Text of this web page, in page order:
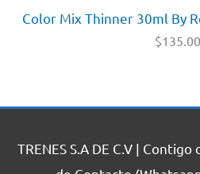
Color Mix Thinner 30ml By
$135.00
TRENES S.A DE C.V |